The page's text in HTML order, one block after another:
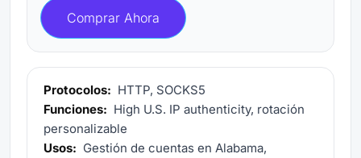
Comprar Ahora
Protocolos: HTTP, SOCKS5
Funciones: High U.S. IP authenticity, rotación
personalizable
Usos: Gestión de cuentas en Alabama,